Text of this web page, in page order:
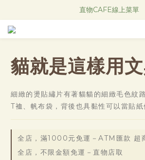
Research Notes 新品發售
直物CAFE線上菜單
貓就是這樣用
細緻的燙貼繡片有著貓貓的細緻毛色紋
T裇、帆布袋，背後也具黏性可以當貼紙
全店，滿1000元免運－ATM匯款 超
全店，不限金額免運－直物店取